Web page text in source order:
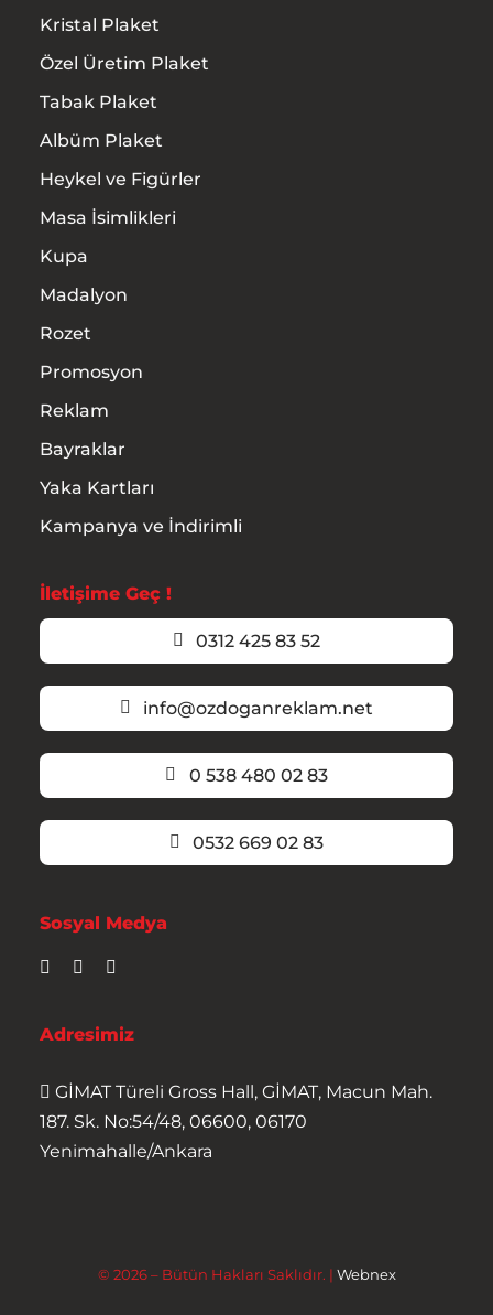
Kristal Plaket
Özel Üretim Plaket
Tabak Plaket
Albüm Plaket
Heykel ve Figürler
Masa İsimlikleri
Kupa
Madalyon
Rozet
Promosyon
Reklam
Bayraklar
Yaka Kartları
Kampanya ve İndirimli
İletişime Geç !
0312 425 83 52
info@ozdoganreklam.net
0 538 480 02 83
0532 669 02 83
Sosyal Medya
Adresimiz
GİMAT Türeli Gross Hall, GİMAT, Macun Mah.
187. Sk. No:54/48, 06600, 06170
Yenimahalle/Ankara
© 2026 – Bütün Hakları Saklıdır. | Webnex